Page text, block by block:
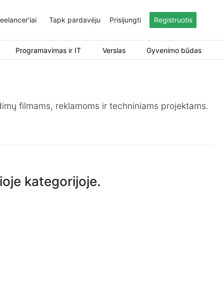
Tapk pardavėju Prisijungti Registruotis
Programavimas ir IT Verslas Gyvenimo būdas
filmams, reklamoms ir techniniams projektams.
kategorijoje.